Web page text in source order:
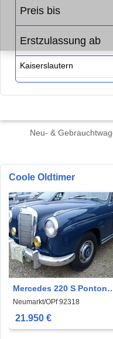
Neu- &
Coole Oldtimer
Mercedes 220 S Ponton
W180 Oldtimer H-Kennz.
fahrbereit
Neumarkt/OPf 92318
21.950 €